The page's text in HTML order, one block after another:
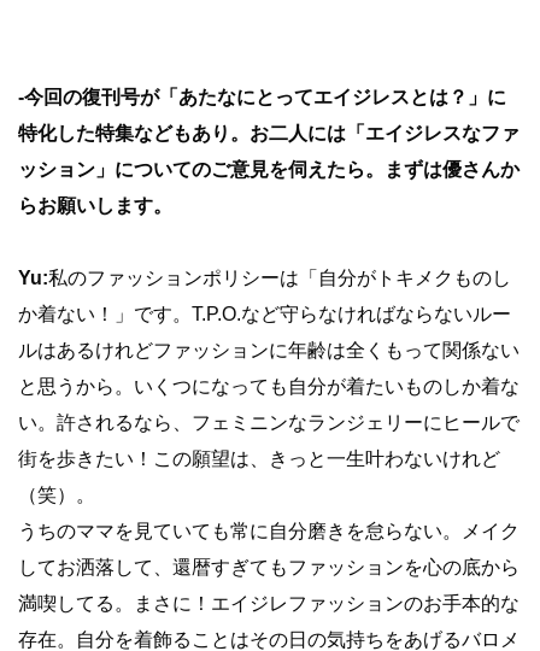
-今回の復刊号が「あたなにとってエイジレスとは？」に
特化した特集などもあり。お二人には「エイジレスなファ
ッション」についてのご意見を伺えたら。まずは優さんか
らお願いします。
Yu:私のファッションポリシーは「自分がトキメクものし
か着ない！」です。T.P.O.など守らなければならないルー
ルはあるけれどファッションに年齢は全くもって関係ない
と思うから。いくつになっても自分が着たいものしか着な
い。許されるなら、フェミニンなランジェリーにヒールで
街を歩きたい！この願望は、きっと一生叶わないけれど
（笑）。
うちのママを見ていても常に自分磨きを怠らない。メイク
してお洒落して、還暦すぎてもファッションを心の底から
満喫してる。まさに！エイジレファッションのお手本的な
存在。自分を着飾ることはその日の気持ちをあげるバロメ